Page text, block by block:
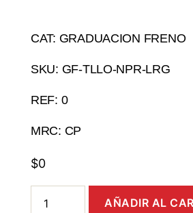
CAT: GRADUACION FRENO
SKU: GF-TLLO-NPR-LRG
REF: 0
MRC: CP
$0
AÑADIR AL